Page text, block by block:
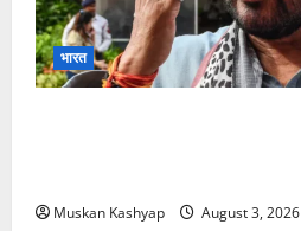
भारत
Muskan Kashyap August 3, 2026